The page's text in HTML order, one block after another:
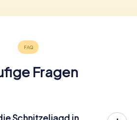
Fragen
Schnitzeljagd in